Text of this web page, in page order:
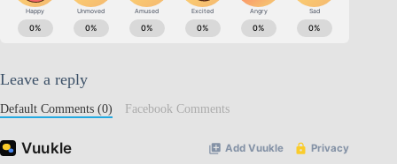
Leave a reply
Default Comments (0) Facebook Comments